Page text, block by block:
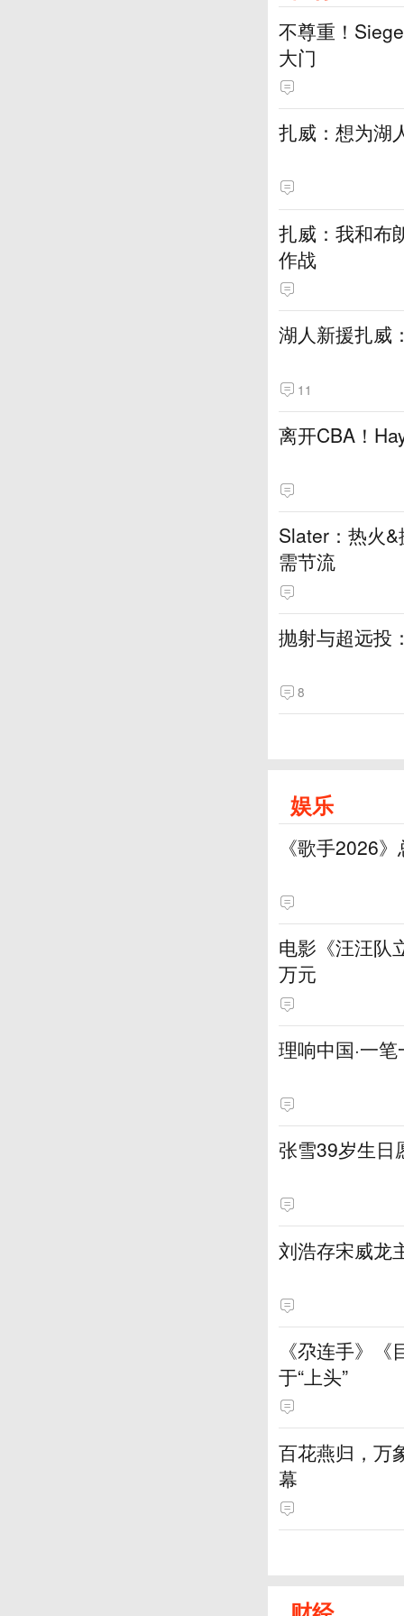
不尊重！
大门
扎威：想为湖
扎威：我和布
作战
湖人新援扎威
11
离开CBA！
Slater：热火
需节流
抛射与超远投
8
娱乐
《歌手2026
电影《汪汪队
万元
理响中国·一
张雪39岁生日
刘浩存宋威龙
《尕连手》
于“上头”
百花燕归，万
幕